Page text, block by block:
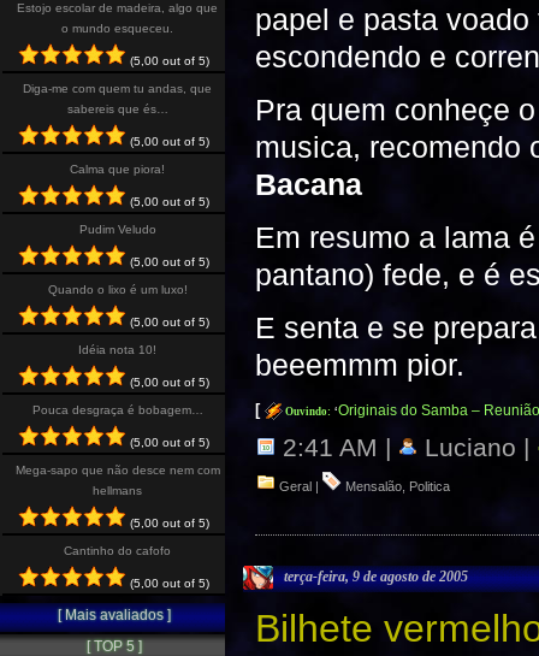
papel e pasta
escondendo e
Pra quem conheçe
musica, recomendo
Bacana
Em resumo a lama
pantano) fede, e é
E senta e se
beeemmm pior.
[ Ouvindo: ‘Originais do Samba –
2:41 AM | Luciano |
Geral | Mensalão Politica
terça-feira, 9 de agosto de 2005
Bilhete
Estojo escolar de madeira, algo que
o mundo esqueceu.
(5,00 out of 5)
Diga-me com quem tu andas, que
sabereis que és…
(5,00 out of 5)
Calma que piora!
(5,00 out of 5)
Pudim Veludo
(5,00 out of 5)
Quando o lixo é um luxo!
(5,00 out of 5)
Idéia nota 10!
(5,00 out of 5)
Pouca desgraça é bobagem…
(5,00 out of 5)
Mega-sapo que não desce nem com
hellmans
(5,00 out of 5)
Cantinho do cafofo
(5,00 out of 5)
[ Mais avaliados ]
[ TOP 5 ]